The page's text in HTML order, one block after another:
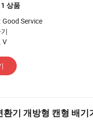
1 상품
Good Service
V
환기 개방형 캔형 배